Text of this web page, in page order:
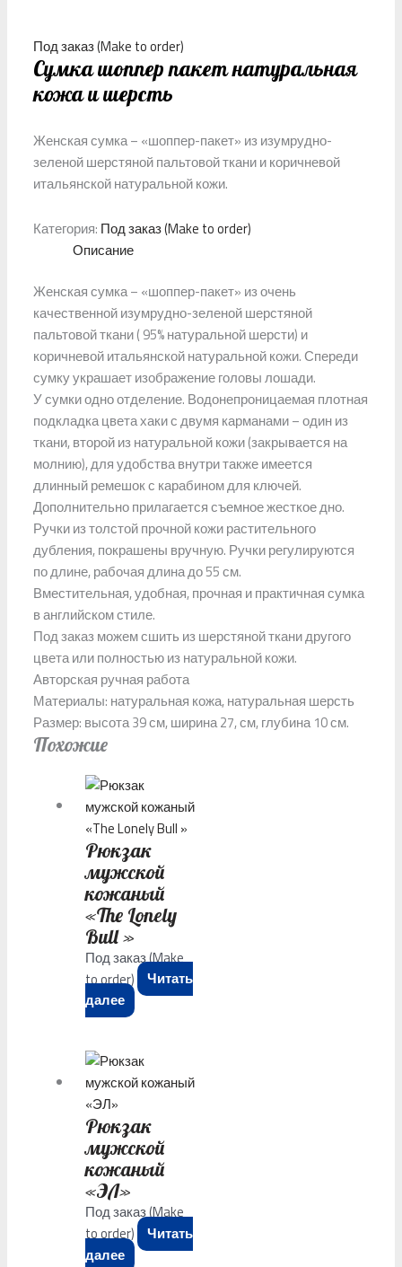
Под заказ (Make to order)
Сумка шоппер пакет натуральная
кожа и шерсть
Женская сумка – «шоппер-пакет» из изумрудно-
зеленой шерстяной пальтовой ткани и коричневой
итальянской натуральной кожи.
Категория: Под заказ (Make to order)
Описание
Женская сумка – «шоппер-пакет» из очень
качественной изумрудно-зеленой шерстяной
пальтовой ткани ( 95% натуральной шерсти) и
коричневой итальянской натуральной кожи. Спереди
сумку украшает изображение головы лошади.
У сумки одно отделение. Водонепроницаемая плотная
подкладка цвета хаки с двумя карманами – один из
ткани, второй из натуральной кожи (закрывается на
молнию), для удобства внутри также имеется
длинный ремешок с карабином для ключей.
Дополнительно прилагается съемное жесткое дно.
Ручки из толстой прочной кожи растительного
дубления, покрашены вручную. Ручки регулируются
по длине, рабочая длина до 55 см.
Вместительная, удобная, прочная и практичная сумка
в английском стиле.
Под заказ можем сшить из шерстяной ткани другого
цвета или полностью из натуральной кожи.
Авторская ручная работа
Материалы: натуральная кожа, натуральная шерсть
Размер: высота 39 см, ширина 27, см, глубина 10 см.
Похожие
Рюкзак
мужской
кожаный
«The Lonely
Bull »
Под заказ (Make
to order)
Читать
далее
Рюкзак
мужской
кожаный
«ЭЛ»
Под заказ (Make
to order)
Читать
далее